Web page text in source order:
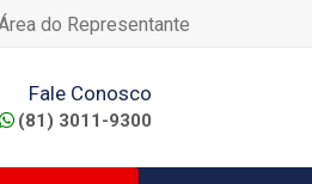
do Representante
Fale Conosco
(81) 3011-9300